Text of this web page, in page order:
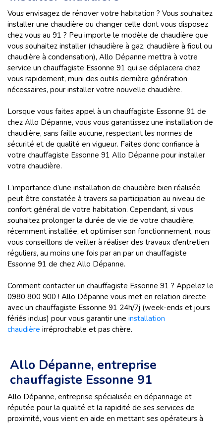
Vous envisagez de rénover votre habitation ? Vous souhaitez
installer une chaudière ou changer celle dont vous disposez
chez vous au 91 ? Peu importe le modèle de chaudière que
vous souhaitez installer (chaudière à gaz, chaudière à fioul ou
chaudière à condensation), Allo Dépanne mettra à votre
service un chauffagiste Essonne 91 qui se déplacera chez
vous rapidement, muni des outils dernière génération
nécessaires, pour installer votre nouvelle chaudière.
Lorsque vous faites appel à un chauffagiste Essonne 91 de
chez Allo Dépanne, vous vous garantissez une installation de
chaudière, sans faille aucune, respectant les normes de
sécurité et de qualité en vigueur. Faites donc confiance à
votre chauffagiste Essonne 91 Allo Dépanne pour installer
votre chaudière.
L’importance d’une installation de chaudière bien réalisée
peut être constatée à travers sa participation au niveau de
confort général de votre habitation. Cependant, si vous
souhaitez prolonger la durée de vie de votre chaudière,
récemment installée, et optimiser son fonctionnement, nous
vous conseillons de veiller à réaliser des travaux d’entretien
réguliers, au moins une fois par an par un chauffagiste
Essonne 91 de chez Allo Dépanne.
Comment contacter un chauffagiste Essonne 91 ? Appelez le
0980 800 900 ! Allo Dépanne vous met en relation directe
avec un chauffagiste Essonne 91 24h/7j (week-ends et jours
fériés inclus) pour vous garantir une installation
chaudière irréprochable et pas chère.
Allo Dépanne, entreprise
chauffagiste Essonne 91
Allo Dépanne, entreprise spécialisée en dépannage et
réputée pour la qualité et la rapidité de ses services de
proximité, vous vient en aide en mettant ses opérateurs à